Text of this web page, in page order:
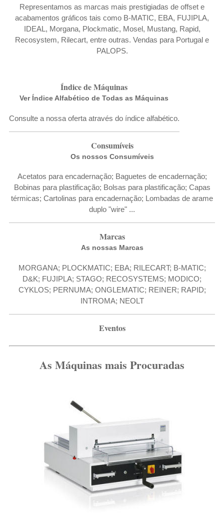
Representamos as marcas mais prestigiadas de offset e
acabamentos gráficos tais como B-MATIC, EBA, FUJIPLA,
IDEAL , Morgana, Plockmatic, Mosel, Mustang, Rapid,
Recosystem, Rilecart, entre outras. Vendas para Portugal e
PALOPS.
Índice de Máquinas
Ver Índice Alfabético de Todas as Máquinas
Consulte a nossa oferta através do índice alfabético.
Consumíveis
Os nossos Consumíveis
Acetatos para encadernação; Baguetes de encadernação;
Bobinas para plastificação; Bolsas para plastificação; Capas
térmicas; Cartolinas para encadernação; Lombadas de arame
duplo "wire" ...
Marcas
As nossas Marcas
MORGANA; PLOCKMATIC; EBA; RILECART; B-MATIC;
D&K; FUJIPLA; STAGO; RECOSYSTEMS; MODICO;
CYKLOS; PERNUMA; ONGLEMATIC; REINER; RAPID;
INTROMA; NEOLT
Eventos
As Máquinas mais Procuradas